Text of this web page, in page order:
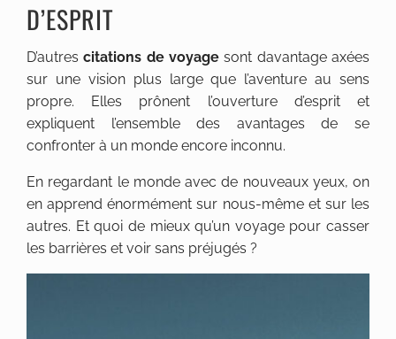
D’ESPRIT
D’autres citations de voyage sont davantage axées
sur une vision plus large que l’aventure au sens
propre. Elles prônent l’ouverture d’esprit et
expliquent l’ensemble des avantages de se
confronter à un monde encore inconnu.
En regardant le monde avec de nouveaux yeux, on
en apprend énormément sur nous-même et sur les
autres. Et quoi de mieux qu’un voyage pour casser
les barrières et voir sans préjugés ?